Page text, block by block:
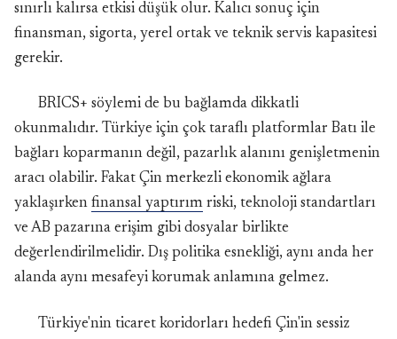
sınırlı kalırsa etkisi düşük olur. Kalıcı sonuç için
finansman, sigorta, yerel ortak ve teknik servis kapasitesi
gerekir.
BRICS+ söylemi de bu bağlamda dikkatli
okunmalıdır. Türkiye için çok taraflı platformlar Batı ile
bağları koparmanın değil, pazarlık alanını genişletmenin
aracı olabilir. Fakat Çin merkezli ekonomik ağlara
yaklaşırken finansal yaptırım riski, teknoloji standartları
ve AB pazarına erişim gibi dosyalar birlikte
değerlendirilmelidir. Dış politika esnekliği, aynı anda her
alanda aynı mesafeyi korumak anlamına gelmez.
Türkiye'nin ticaret koridorları hedefi Çin'in sessiz